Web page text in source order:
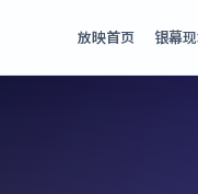
放映首页 银幕